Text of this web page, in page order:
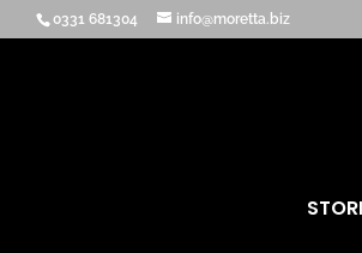
0331 681304 info@moretta.biz